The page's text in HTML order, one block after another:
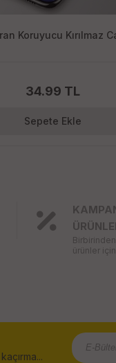
Koruyucu Kırılmaz
34.99 TL
Sepete Ekle
ürünler